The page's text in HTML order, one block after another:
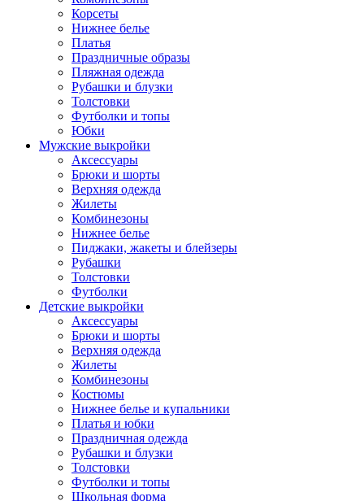
Корсеты
Нижнее белье
Платья
Праздничные образы
Пляжная одежда
Рубашки и блузки
Толстовки
Футболки и топы
Юбки
Мужские выкройки
Аксессуары
Брюки и шорты
Верхняя одежда
Жилеты
Комбинезоны
Нижнее белье
Пиджаки, жакеты и блейзеры
Рубашки
Толстовки
Футболки
Детские выкройки
Аксессуары
Брюки и шорты
Верхняя одежда
Жилеты
Комбинезоны
Костюмы
Нижнее белье и купальники
Платья и юбки
Праздничная одежда
Рубашки и блузки
Толстовки
Футболки и топы
Школьная форма